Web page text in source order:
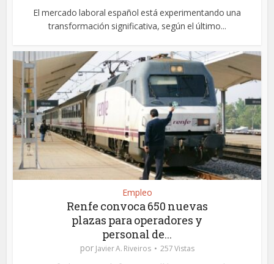
El mercado laboral español está experimentando una
transformación significativa, según el último...
Empleo
Renfe convoca 650 nuevas
plazas para operadores y
personal de...
por Javier A. Riveiros 257 Vistas